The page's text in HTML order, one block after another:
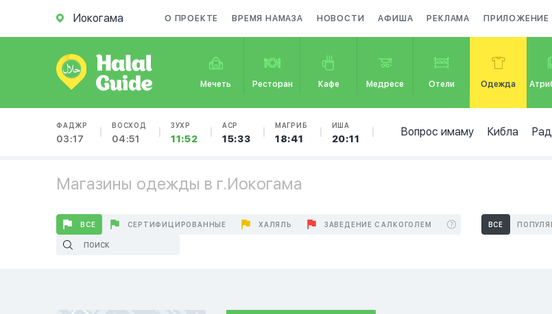
Иокогама О ПРОЕКТЕ ВРЕМЯ НАМАЗА НОВОСТИ АФИША РЕКЛАМА ПРИЛОЖЕНИЕ
Мечеть Ресторан Кафе Медресе Отели Одежда
ФАДЖР
03:17
ВОСХОД
04:51
ЗУХР
11:52
АСР
15:33
МАГРИБ
18:41
ИША
20:11
Вопрос имаму Кибла
Магазины одежды в г.Иокогама
ВСЕ СЕРТИФИЦИРОВАННЫЕ ХАЛЯЛЬ ЗАВЕДЕНИЕ С АЛКОГОЛЕМ ВСЕ